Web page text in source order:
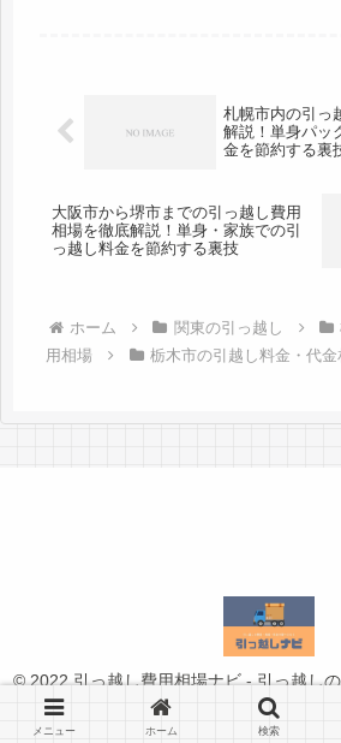
札幌市内の引っ
解説！単身パッ
金を節約する裏
大阪市から堺市までの引っ越し費用
相場を徹底解説！単身・家族での引
っ越し料金を節約する裏技
ホーム 関東の引っ越し
用相場
栃木市の引越し料金・代
© 2022 引っ越し費用相場ナビ - 引っ越し
るなら.
メニュー ホーム 検索